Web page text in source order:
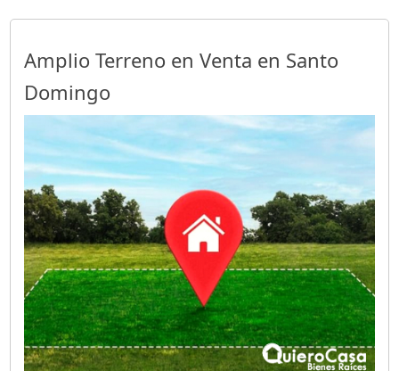
Amplio Terreno en Venta en Santo
Domingo